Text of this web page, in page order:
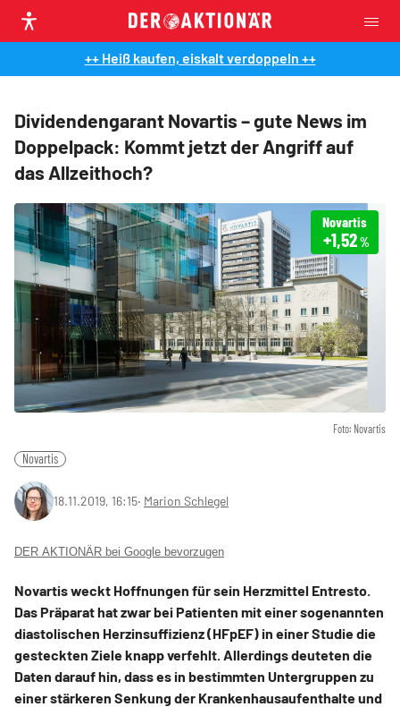
++ Heiß kaufen, eiskalt verdoppeln ++
Dividendengarant Novartis – gute News im
Doppelpack: Kommt jetzt der Angriff auf
das Allzeithoch?
Foto: Novartis
Novartis
+1,52%
Novartis
18.11.2019, 16:15‧ Marion Schlegel
DER AKTIONÄR bei Google bevorzugen
Novartis weckt Hoffnungen für sein Herzmittel Entresto.
Das Präparat hat zwar bei Patienten mit einer sogenannten
diastolischen Herzinsuffizienz (HFpEF) in einer Studie die
gesteckten Ziele knapp verfehlt. Allerdings deuteten die
Daten darauf hin, dass es in bestimmten Untergruppen zu
einer stärkeren Senkung der Krankenhausaufenthalte und